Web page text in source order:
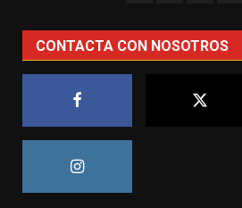
CONTACTA CON NOSOTROS